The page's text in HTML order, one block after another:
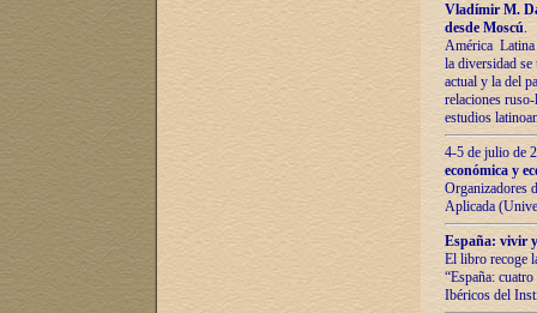
Vladímir М.
desde Moscú.
América Latina
la diversidad
actual у lа del
relaciones
estudios
4-5 de julio de
económica y
Organizadores
Aplicada
España: vivir
El libro recoge
“España:
Ibéricos del